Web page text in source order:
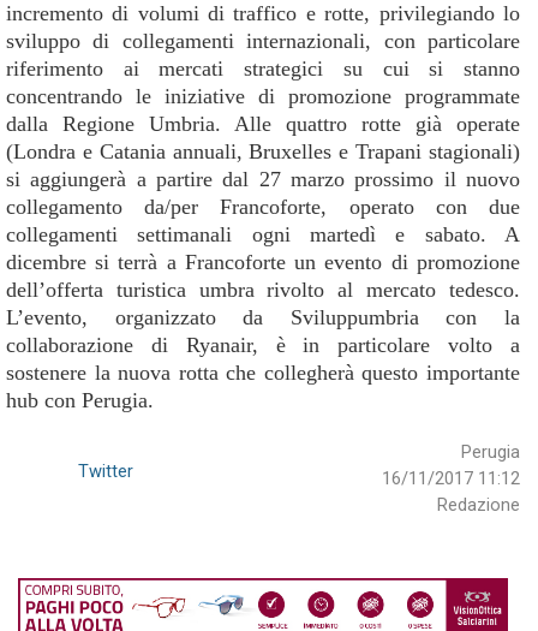
incremento di volumi di traffico e rotte, privilegiando lo
sviluppo di collegamenti internazionali, con particolare
riferimento ai mercati strategici su cui si stanno
concentrando le iniziative di promozione programmate
dalla Regione Umbria. Alle quattro rotte già operate
(Londra e Catania annuali, Bruxelles e Trapani stagionali)
si aggiungerà a partire dal 27 marzo prossimo il nuovo
collegamento da/per Francoforte, operato con due
collegamenti settimanali ogni martedì e sabato. A
dicembre si terrà a Francoforte un evento di promozione
dell’offerta turistica umbra rivolto al mercato tedesco.
L’evento, organizzato da Sviluppumbria con la
collaborazione di Ryanair, è in particolare volto a
sostenere la nuova rotta che collegherà questo importante
hub con Perugia.
Perugia
16/11/2017 11:12
Redazione
Twitter